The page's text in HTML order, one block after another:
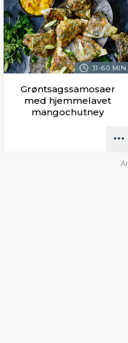
31-60 MIN.
Grøntsagssamosaer
med hjemmelavet
mangochutney